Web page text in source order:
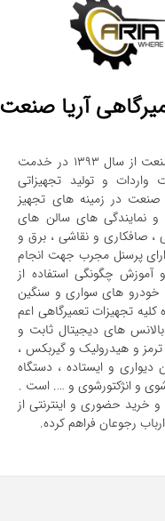
آریا صنعت
شرکت تجهیزات تعمیرگاهی آریا صنعت از سال ۱۳۹۳ در خدمت
و تولید تجهیزاتی
صنعت در زمینه های تجهیز
نمایندگی های سالن های
، صافکاری و نقاشی ، برق و
پرسنل مجرب جهت انجام
چگونگی استفاده از
خودرو های سواری و سنگین
تجهیزات تعمیرگاهی اعم
های دیجیتال ثابت و
و هیدرولیک و گیربکس ،
دیواری و ایستاده ، دستگاه
و خرید حضوری و اینترنتی از
رجوعان فراهم کرده.